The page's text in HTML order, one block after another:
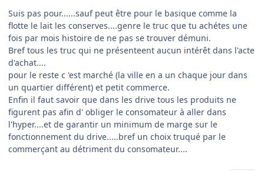
Suis pas pour......sauf peut être pour le basique comme la
flotte le lait les conserves....genre le truc que tu achétes une
fois par mois histoire de ne pas se trouver démuni.
Bref tous les truc qui ne présenteent aucun intérêt dans l'acte
d'achat....
pour le reste c 'est marché (la ville en a un chaque jour dans
un quartier différent) et petit commerce.
Enfin il faut savoir que dans les drive tous les produits ne
figurent pas afin d' obliger le consomateur à aller dans
l'hyper....et de garantir un minimum de marge sur le
fonctionnement du drive.....bref un choix truqué par le
commerçant au détriment du consomateur....